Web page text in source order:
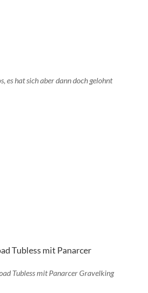
es hat sich aber dann doch gelohnt
Tubless mit Panarcer Gravelking